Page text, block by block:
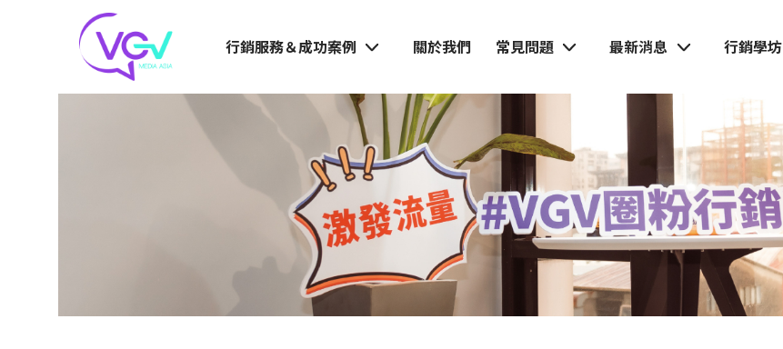
行銷服務＆成功案例 關於我們 常見問題 最新消息 行銷學坊